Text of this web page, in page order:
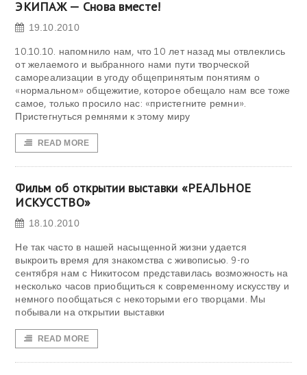
ЭКИПАЖ — Снова вместе!
19.10.2010
10.10.10. напомнило нам, что 10 лет назад мы отвлеклись
от желаемого и выбранного нами пути творческой
самореализации в угоду общепринятым понятиям о
«нормальном» общежитие, которое обещало нам все тоже
самое, только просило нас: «пристегните ремни».
Пристегнуться ремнями к этому миру
READ MORE
Фильм об открытии выставки «РЕАЛЬНОЕ
ИСКУССТВО»
18.10.2010
Не так часто в нашей насыщенной жизни удается
выкроить время для знакомства с живописью. 9-го
сентября нам с Никитосом представилась возможность на
несколько часов приобщиться к современному искусству и
немного пообщаться с некоторыми его творцами. Мы
побывали на открытии выставки
READ MORE